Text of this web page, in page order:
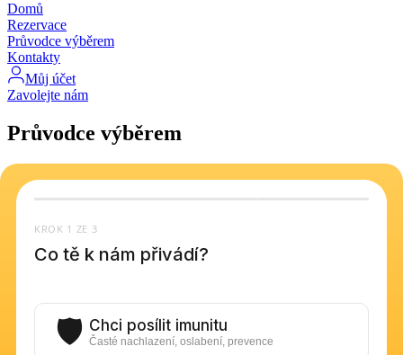
Domů
Rezervace
Průvodce výběrem
Kontakty
Můj účet
Zavolejte nám
Průvodce výběrem
KROK 1 ZE 3
Co tě k nám přivádí?
🛡️ Chci posílit imunitu
Časté nachlazení, oslabení, prevence